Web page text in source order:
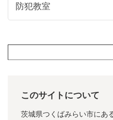
防犯教室
このサイトについて
茨城県つくばみらい市にあ